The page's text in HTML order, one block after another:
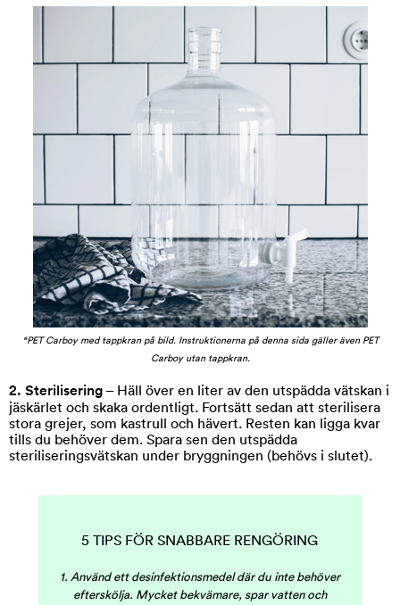
*PET Carboy med tappkran på bild. Instruktionerna på denna sida gäller även PET
Carboy utan tappkran.
2. Sterilisering – Häll över en liter av den utspädda vätskan i
jäskärlet och skaka ordentligt. Fortsätt sedan att sterilisera
stora grejer, som kastrull och hävert. Resten kan ligga kvar
tills du behöver dem. Spara sen den utspädda
steriliseringsvätskan under bryggningen (behövs i slutet).
5 TIPS FÖR SNABBARE RENGÖRING
1. Använd ett desinfektionsmedel där du inte behöver
efterskölja. Mycket bekvämare, spar vatten och